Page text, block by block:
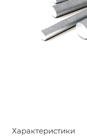
Характеристики